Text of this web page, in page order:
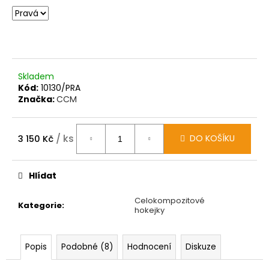
Skladem
Kód: 10130/PRA
Značka:CCM
3 150 Kč / ks
cena:
DO KOŠÍKU
Kategorie:
Celokompozitové
hokejky
Hlídat
Popis Podobné (8) Hodnocení Diskuze